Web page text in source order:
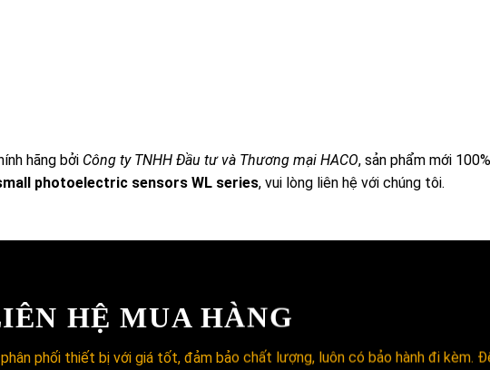
hãng bởi Công ty TNHH Đầu tư và Thương mại HACO, sản phẩm mới
photoelectric sensors WL series, vui lòng liên hệ với chúng tôi.
HỆ MUA HÀNG
phối thiết bị với giá tốt, đảm bảo chất lượng, luôn có bảo hành đi kèm.